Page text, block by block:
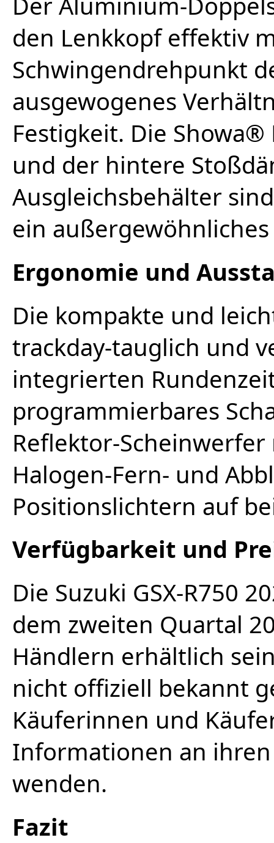
den Lenkkopf effektiv
Schwingendrehpunkt
ausgewogenes
Festigkeit. Die Showa®
und der hintere
Ausgleichsbehälter
ein
Ergonomie und
Die kompakte und
trackday-tauglich und
integrierten
programmierbares
Reflektor-
Halogen-Fern- und
Positionslichtern auf
Verfügbarkeit und
Die Suzuki GSX-R750
dem zweiten Quartal
Händlern erhältlich
nicht offiziell bekannt
Käuferinnen und
Informationen an
wenden.
Fazit